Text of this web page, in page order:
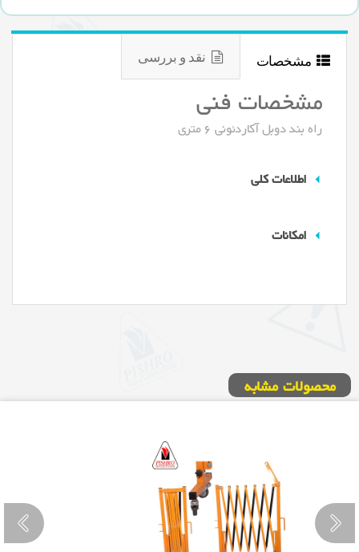
مشخصات نقد و بررسی
مشخصات فنی
راه بند دوبل آکاردئونی 6 متری
اطلاعات کلی
امکانات
محصولات مشابه